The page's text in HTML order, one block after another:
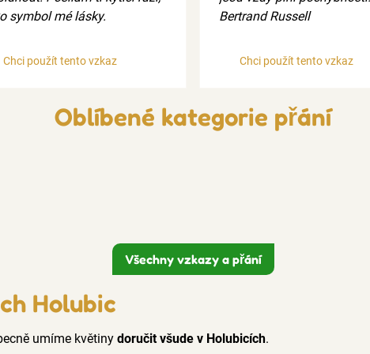
symbol mé lásky.
Chci použít tento vzkaz
Bertrand Russell
Chci použít tento vzkaz
Oblíbené kategorie přání
Všechny vzkazy a přání
Holubic
umíme květiny doručit všude v Holubicích.